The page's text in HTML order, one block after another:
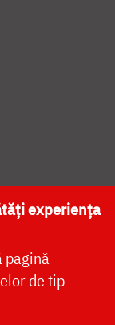
experiența
pagină
de tip